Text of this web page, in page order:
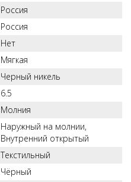
Россия
Россия
Нет
Мягкая
Черный никель
6.5
Молния
Наружный на молнии,
Внутренний открытый
Текстильный
Чёрный